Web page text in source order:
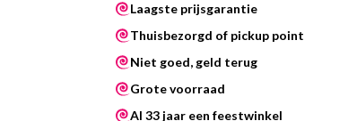
Laagste prijsgarantie
Thuisbezorgd of pickup point
Niet goed, geld terug
Grote voorraad
Al 33 jaar een feestwinkel